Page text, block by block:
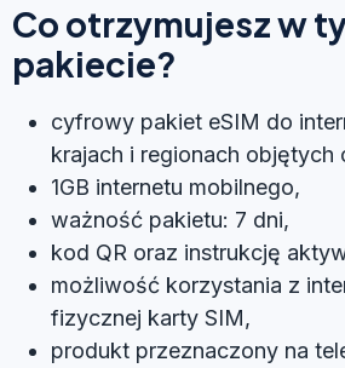
Co otrzymujesz w
pakiecie?
cyfrowy pakiet eSIM do
krajach i regionach objętych
1GB internetu mobilnego,
ważność pakietu: 7 dni,
kod QR oraz instrukcję
możliwość korzystania z
fizycznej karty SIM,
produkt przeznaczony na